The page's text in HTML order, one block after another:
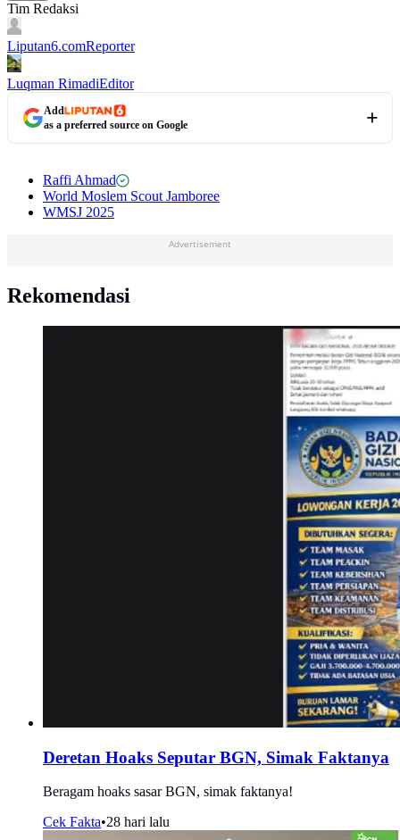
Tim Redaksi
Liputan6.comReporter
Luqman RimadiEditor
Add
as a preferred source on Google
Raffi Ahmad
World Moslem Scout Jamboree
WMSJ 2025
Advertisement
Rekomendasi
Deretan Hoaks Seputar BGN, Simak Faktanya
Beragam hoaks sasar BGN, simak faktanya!
Cek Fakta•28 hari lalu